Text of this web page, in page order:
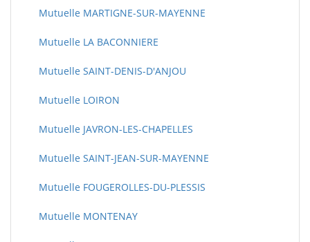
Mutuelle MARTIGNE-SUR-MAYENNE
Mutuelle LA BACONNIERE
Mutuelle SAINT-DENIS-D'ANJOU
Mutuelle LOIRON
Mutuelle JAVRON-LES-CHAPELLES
Mutuelle SAINT-JEAN-SUR-MAYENNE
Mutuelle FOUGEROLLES-DU-PLESSIS
Mutuelle MONTENAY